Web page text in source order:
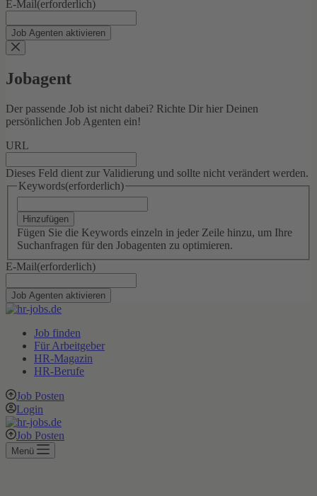
E-Mail(erforderlich)
Jobagent
Der passende Job ist nicht dabei? Richte Dir hier Deinen
persönlichen Job Agenten ein!
URL
Dieses Feld dient zur Validierung und sollte nicht verändert werden.
Keywords(erforderlich)
Hinzufügen
Fügen Sie die Keywords einzeln in jeder Zeile hinzu, um Ihre
Suchanfragen für den Jobagenten zu optimieren.
E-Mail(erforderlich)
Job finden
Für Arbeitgeber
HR-Magazin
HR-Berufe
Job Posten
Login
Job Posten
Menü